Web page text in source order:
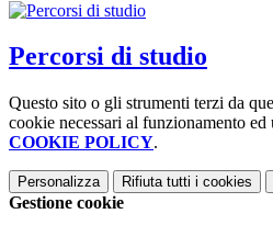
Percorsi di studio
Questo sito o gli strumenti terzi da
cookie necessari al funzionamento
COOKIE POLICY.
Personalizza Rifiuta tutti i cookies
Gestione cookie